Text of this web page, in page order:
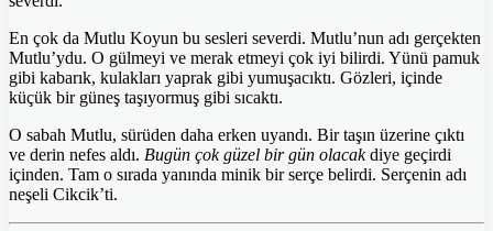
En çok da Mutlu Koyun bu sesleri severdi. Mutlu’nun adı gerçekten
Mutlu’ydu. O gülmeyi ve merak etmeyi çok iyi bilirdi. Yünü pamuk
gibi kabarık, kulakları yaprak gibi yumuşacıktı. Gözleri, içinde
küçük bir güneş taşıyormuş gibi sıcaktı.
O sabah Mutlu, sürüden daha erken uyandı. Bir taşın üzerine çıktı
ve derin nefes aldı. Bugün çok güzel bir gün olacakdiye geçirdi
içinden. Tam o sırada yanında minik bir serçe belirdi. Serçenin adı
neşeli Cikcik’ti.